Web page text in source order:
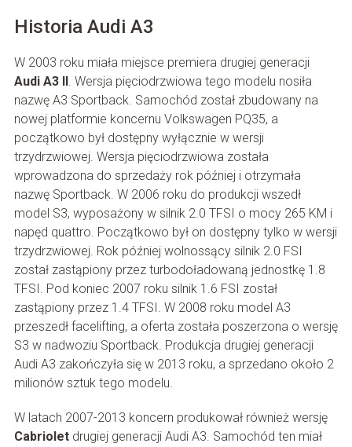
Historia Audi A3
W 2003 roku miała miejsce premiera drugiej generacji
Audi A3 II . Wersja pięciodrzwiowa tego modelu nosiła
nazwę A3 Sportback. Samochód został zbudowany na
nowej platformie koncernu Volkswagen PQ35, a
początkowo był dostępny wyłącznie w wersji
trzydrzwiowej. Wersja pięciodrzwiowa została
wprowadzona do sprzedaży rok później i otrzymała
nazwę Sportback. W 2006 roku do produkcji wszedł
model S3, wyposażony w silnik 2.0 TFSI o mocy 265 KM i
napęd quattro. Początkowo był on dostępny tylko w wersji
trzydrzwiowej. Rok później wolnossący silnik 2.0 FSI
został zastąpiony przez turbodoładowaną jednostkę 1.8
TFSI. Pod koniec 2007 roku silnik 1.6 FSI został
zastąpiony przez 1.4 TFSI. W 2008 roku model A3
przeszedł facelifting, a oferta została poszerzona o wersję
S3 w nadwoziu Sportback. Produkcja drugiej generacji
Audi A3 zakończyła się w 2013 roku, a sprzedano około 2
milionów sztuk tego modelu.
W latach 2007-2013 koncern produkował również wersję
Cabrioletdrugiej generacji Audi A3. Samochód ten miał